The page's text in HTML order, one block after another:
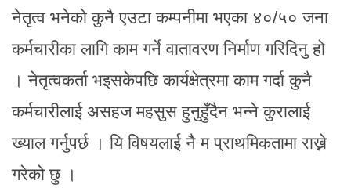
नेतृत्व भनेको कुनै एउटा कम्पनीमा भएका ४०/५० जना
कर्मचारीका लागि काम गर्ने वातावरण निर्माण गरिदिनु हो
। नेतृत्वकर्ता भइसकेपछि कार्यक्षेत्रमा काम गर्दा कुनै
कर्मचारीलाई असहज महसुस हुनुहुँदैन भन्ने कुरालाई
ख्याल गर्नुपर्छ । यि विषयलाई नै म प्राथमिकतामा राख्ने
गरेको छु ।